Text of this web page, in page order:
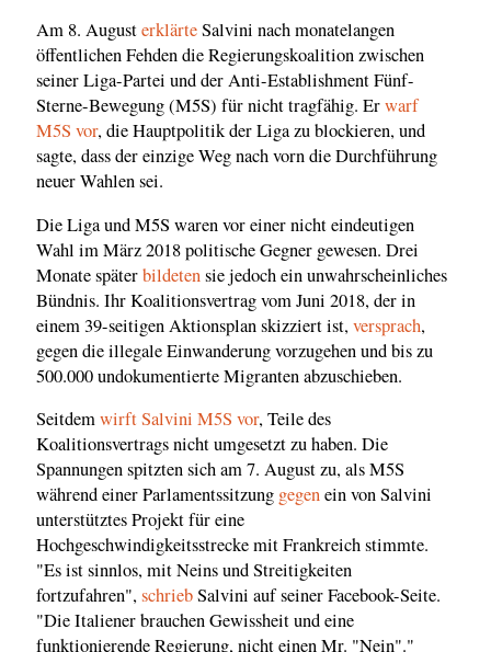
Am 8. AugusterklärteSalvini nach monatelangen
öffentlichen Fehden die Regierungskoalition zwischen
seiner Liga-Partei und der Anti-Establishment Fünf-
Sterne-Bewegung (M5S) für nicht tragfähig. Erwarf
M5S vor, die Hauptpolitik der Liga zu blockieren, und
sagte, dass der einzige Weg nach vorn die Durchführung
neuer Wahlen sei.
Die Liga und M5S waren vor einer nicht eindeutigen
Wahl im März 2018 politische Gegner gewesen. Drei
Monate späterbildetensie jedoch ein unwahrscheinliches
Bündnis. Ihr Koalitionsvertrag vom Juni 2018, der in
einem 39-seitigen Aktionsplan skizziert ist,versprach,
gegen die illegale Einwanderung vorzugehen und bis zu
500.000 undokumentierte Migranten abzuschieben.
Seitdemwirft Salvini M5S vor, Teile des
Koalitionsvertrags nicht umgesetzt zu haben. Die
Spannungen spitzten sich am 7. August zu, als M5S
während einer Parlamentssitzung gegenein von Salvini
unterstütztes Projekt für eine
Hochgeschwindigkeitsstrecke mit Frankreich stimmte.
"Es ist sinnlos, mit Neins und Streitigkeiten
fortzufahren",schriebSalvini auf seiner Facebook-Seite.
"Die Italiener brauchen Gewissheit und eine
funktionierende Regierung, nicht einen Mr. "Nein"."